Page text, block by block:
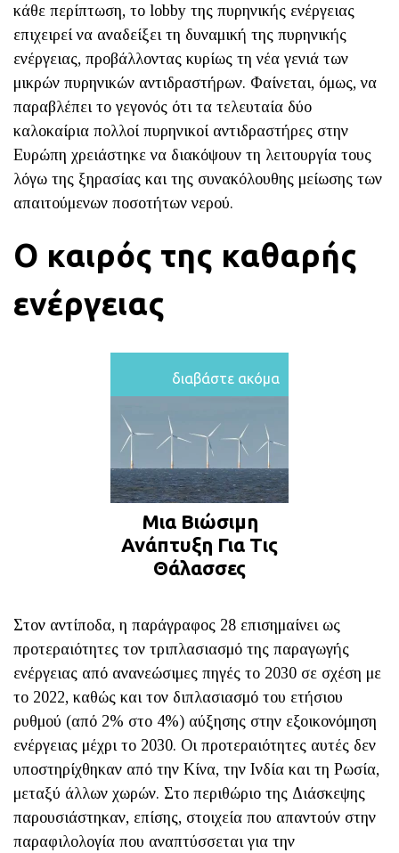
κάθε περίπτωση, το lobby της πυρηνικής ενέργειας
επιχειρεί να αναδείξει τη δυναμική της πυρηνικής
ενέργειας, προβάλλοντας κυρίως τη νέα γενιά των
μικρών πυρηνικών αντιδραστήρων. Φαίνεται, όμως, να
παραβλέπει το γεγονός ότι τα τελευταία δύο
καλοκαίρια πολλοί πυρηνικοί αντιδραστήρες στην
Ευρώπη χρειάστηκε να διακόψουν τη λειτουργία τους
λόγω της ξηρασίας και της συνακόλουθης μείωσης των
απαιτούμενων ποσοτήτων νερού.
Ο καιρός της καθαρής
ενέργειας
διαβάστε ακόμα
Μια Βιώσιμη
Ανάπτυξη Για Τις
Θάλασσες
Στον αντίποδα, η παράγραφος 28 επισημαίνει ως
προτεραιότητες τον τριπλασιασμό της παραγωγής
ενέργειας από ανανεώσιμες πηγές το 2030 σε σχέση με
το 2022, καθώς και τον διπλασιασμό του ετήσιου
ρυθμού (από 2% στο 4%) αύξησης στην εξοικονόμηση
ενέργειας μέχρι το 2030. Οι προτεραιότητες αυτές δεν
υποστηρίχθηκαν από την Κίνα, την Ινδία και τη Ρωσία,
μεταξύ άλλων χωρών. Στο περιθώριο της Διάσκεψης
παρουσιάστηκαν, επίσης, στοιχεία που απαντούν στην
παραφιλολογία που αναπτύσσεται για την